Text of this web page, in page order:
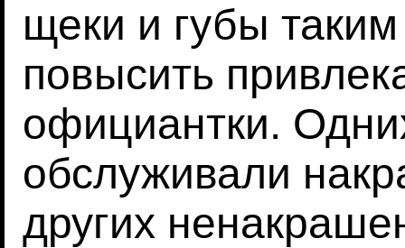
щеки и губы
повысить
официантки.
обслуживали
других